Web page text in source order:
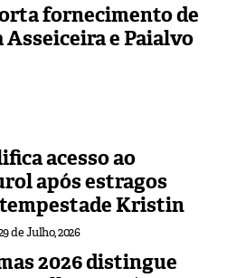
fornecimento de
e Paialvo
acesso ao
após estragos
Kristin
de Julho, 2026
2026 distingue